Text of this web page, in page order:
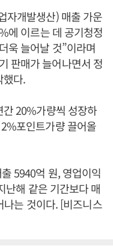
자개발생산) 매출 가운
에 이르는 데 공기청정
욱 늘어날 것”이라며
판매가 늘어나면서 정
했다.
20%가량씩 성장하
포인트가량 끌어올
5940억 원, 영업이익
난해 같은 기간보다 매
는 것이다. [비즈니스